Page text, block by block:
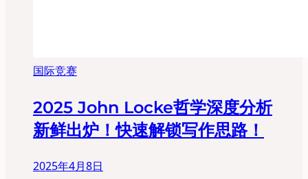
国际竞赛
2025 John Locke哲学深度分析
新鲜出炉！快速解锁写作思路！
2025年4月8日